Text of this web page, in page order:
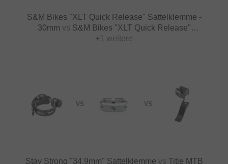
S&M Bikes "XLT Quick Release" Sattelklemme -
30mm vs S&M Bikes "XLT Quick Release"
Sattelklemme - 28.6mm
+1 weitere
VS VS
Stay Strong "34.9mm" Sattelklemme vs Title MTB